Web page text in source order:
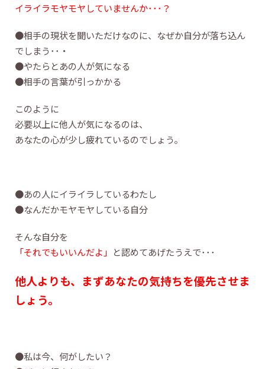
イライラモヤモヤしていませんか･･･？
●相手の現状を聞いただけなのに、なぜか自分が落ち込ん
でしまう･･・
●やたらとあの人が気になる
●相手の言葉が引っかかる
このように
必要以上に他人が気になるのは、
あなたの心が少し疲れているのでしょう。
●あの人にイライラしているわたし
●なんだかモヤモヤしている自分
そんな自分を
「それでもいいんだよ」 と認めてあげたうえで･･･
他人よりも、まずあなたの気持ちを優先させま
しょう。
●私は今、何がしたい？